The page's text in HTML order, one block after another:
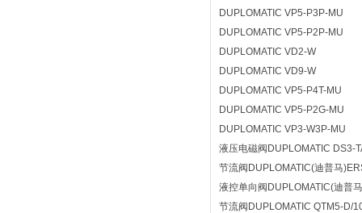
DUPLOMATIC VP5-P3P-MU
DUPLOMATIC VP5-P2P-MU
DUPLOMATIC VD2-W
DUPLOMATIC VD9-W
DUPLOMATIC VP5-P4T-MU
DUPLOMATIC VP5-P2G-MU
DUPLOMATIC VP3-W3P-MU
液压电磁阀DUPLOMATIC DS3-
节流阀DUPLOMATIC(迪普马
液控单向阀DUPLOMATIC(迪普
节流阀DUPLOMATIC QTM5-D/